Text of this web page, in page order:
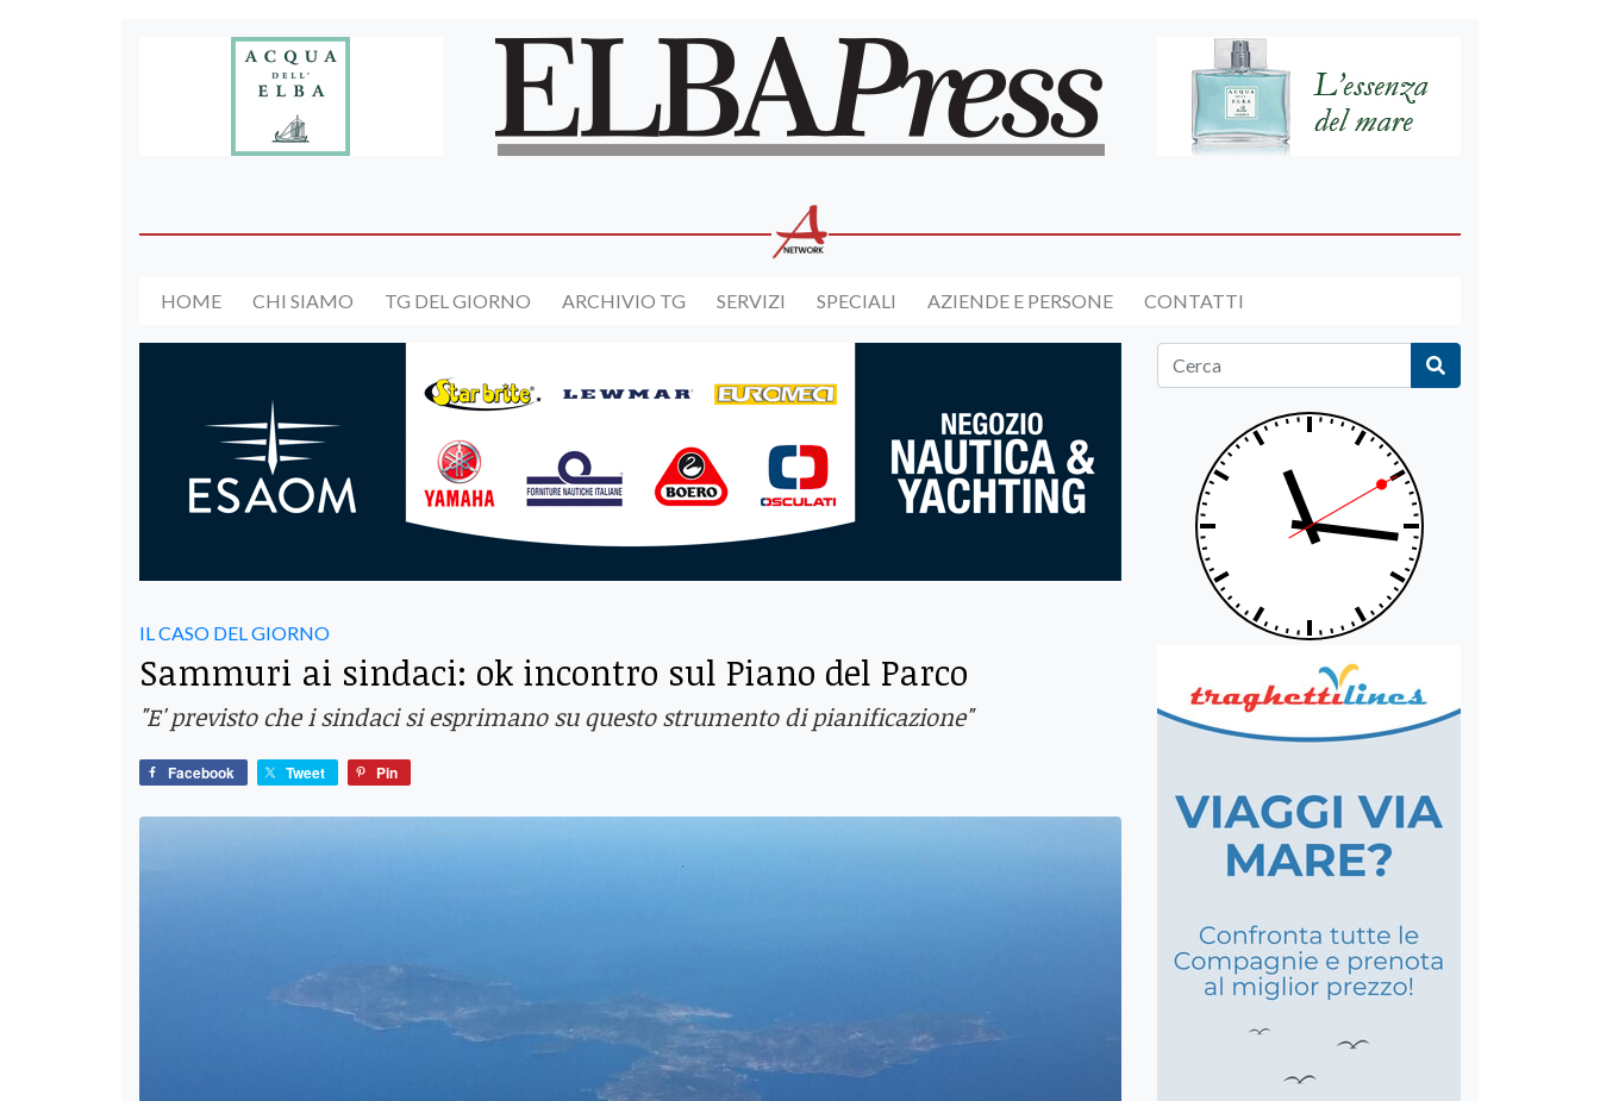
HOME CHI SIAMO TG DEL GIORNO ARCHIVIO TG SERVIZI SPECIALI AZIENDE E PERSONE CONTATTI
IL CASO DEL GIORNO
Sammuri ai sindaci: ok incontro sul Piano del Parco
"E' previsto che i sindaci si esprimano su questo strumento di pianificazione"
Facebook Tweet Pin